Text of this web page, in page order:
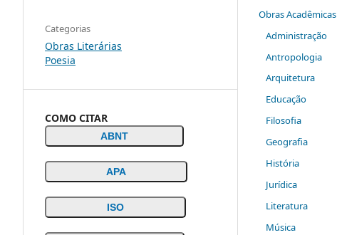
Categorias
Obras Literárias
Poesia
COMO CITAR
ABNT
APA
ISO
Obras Acadêmicas
Administração
Antropologia
Arquitetura
Educação
Filosofia
Geografia
História
Jurídica
Literatura
Música